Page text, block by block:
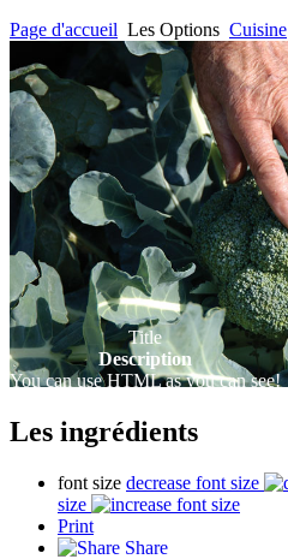
Page d'accueil Les Options Cuisine
Title
Description
You can use HTML as you can see!
Les ingrédients
font size decrease font size
size
Print
Share